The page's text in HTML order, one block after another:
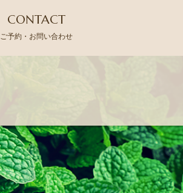
CONTACT
ご予約・お問い合わせ